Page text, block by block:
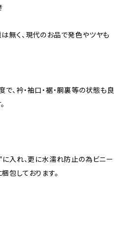
無く、現代のお品で発色やツヤも
、衿・袖口・裾・胴裏等の状態も良
入れ、更に水濡れ防止の為ビニー
包しております。